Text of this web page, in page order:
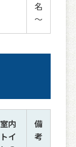
名
～
室内
トイ
備
考